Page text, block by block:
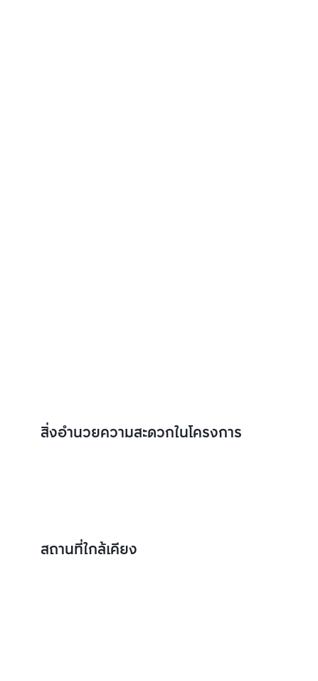
สิ่งอำนวยความสะดวกในโครงการ
สถานที่ใกล้เคียง